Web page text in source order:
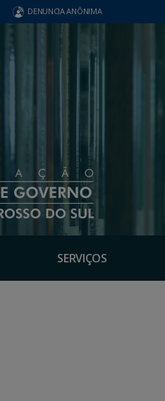
DENUNCIA ANÔNIMA
SERVIÇOS